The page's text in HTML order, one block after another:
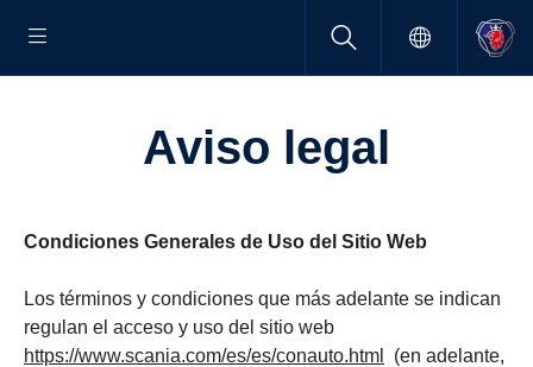
Aviso legal
Condiciones Generales de Uso del Sitio Web
Los términos y condiciones que más adelante se indican
regulan el acceso y uso del sitio web
https://www.scania.com/es/es/conauto.html
(en adelante,